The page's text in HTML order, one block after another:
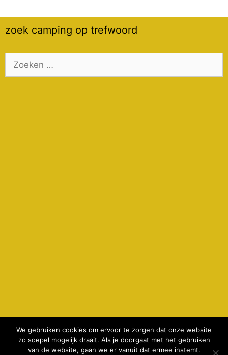
zoek camping op trefwoord
naar:
© 2026 kamperenbijdeboer.nl -privacyverklaring & cookie
We gebruiken cookies om ervoor te zorgen dat onze website
zo soepel mogelijk draait. Als je doorgaat met het gebruiken
van de website, gaan we er vanuit dat ermee instemt.